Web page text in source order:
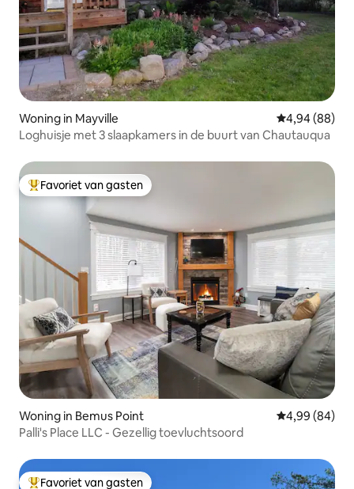
Woning in Mayville Gemiddelde
4,94 (88)
Loghuisje met 3 slaapkamers in de buurt van Chautauqua
Topfavoriet van gasten
Favoriet van gasten
Woning in Bemus Point Gemiddelde
4,99 (84)
Palli's Place LLC - Gezellig toevluchtsoord
Favoriet van gasten